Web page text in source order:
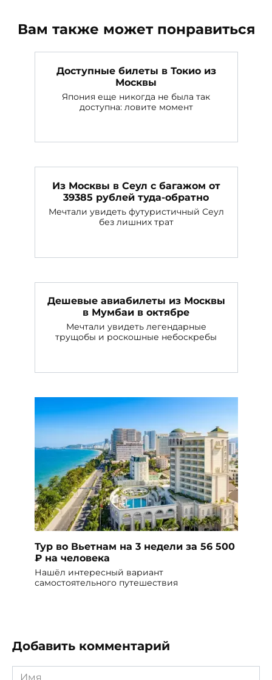
Вам также может понравиться
Доступные билеты в Токио из
Москвы
Япония еще никогда не была так
доступна: ловите момент
Из Москвы в Сеул с багажом от
39385 рублей туда-обратно
Мечтали увидеть футуристичный Сеул
без лишних трат
Дешевые авиабилеты из Москвы
в Мумбаи в октябре
Мечтали увидеть легендарные
трущобы и роскошные небоскребы
Тур во Вьетнам на 3 недели за 56 500
₽ на человека
Нашёл интересный вариант
самостоятельного путешествия
Добавить комментарий
Имя